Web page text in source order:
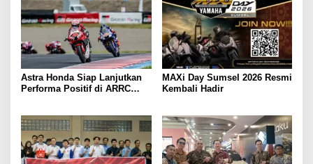
Astra Honda Siap Lanjutkan
Performa Positif di ARRC
MAXi Day Sumsel 2026 Resmi
Kembali Hadir